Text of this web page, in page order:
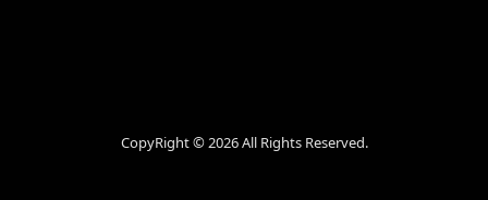
CopyRight ©2026 All Rights Reserved.